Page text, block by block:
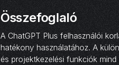
Összefoglaló
A ChatGPT Plus felhasználói
hatékony használatához. A
és projektkezelési funkciók